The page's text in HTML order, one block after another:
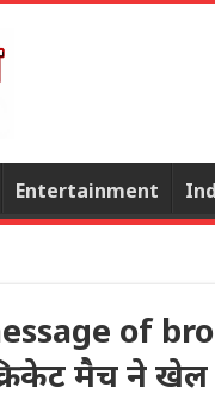
Entertainment
of
क्रिकेट मैच ने